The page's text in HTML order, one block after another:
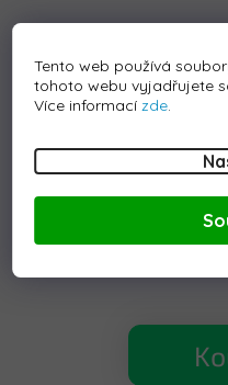
Tento web používá
tohoto webu vyjadřujete
Více informací zde
Elektrické autíčko